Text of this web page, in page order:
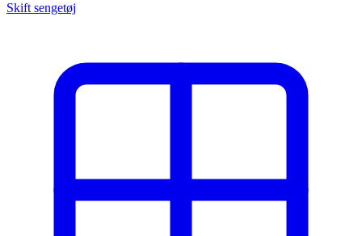
Skift sengetøj